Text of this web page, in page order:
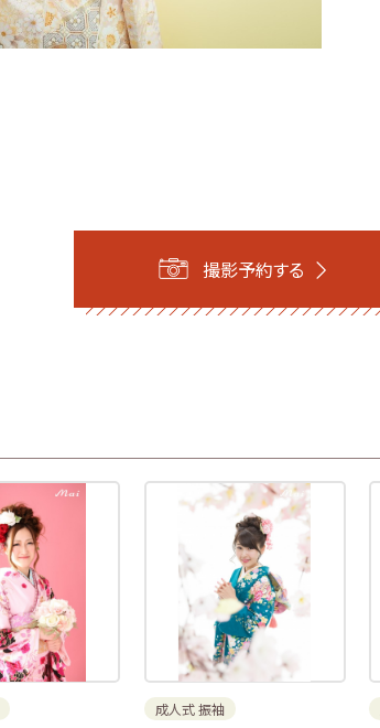
撮影予約する
成人式 振袖